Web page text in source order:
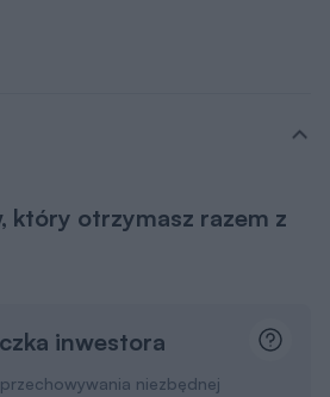
który otrzymasz razem z
inwestora
niezbędnej